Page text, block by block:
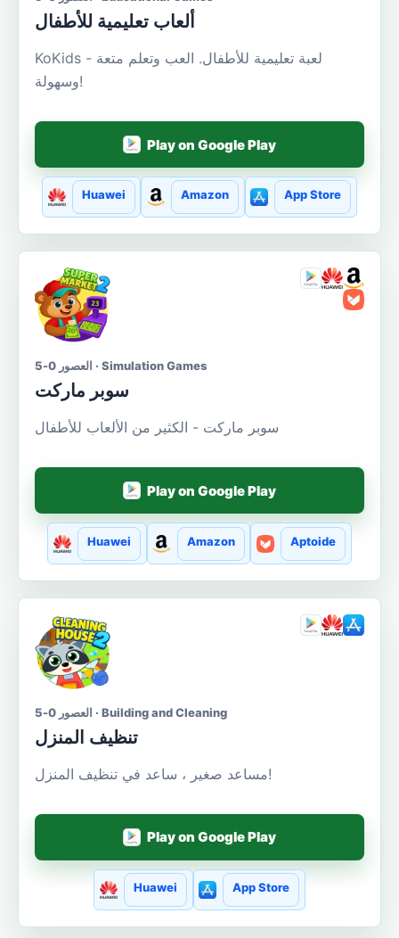
ألعاب تعليمية للأطفال
KoKids - لعبة تعليمية للأطفال. العب وتعلم متعة
وسهولة!
Play on Google Play
Huawei Amazon App Store
العصور 0-5 · Simulation Games
سوبر ماركت
سوبر ماركت - الكثير من الألعاب للأطفال
Play on Google Play
Huawei Amazon Aptoide
العصور 0-5 · Building and Cleaning
تنظيف المنزل
مساعد صغير ، ساعد في تنظيف المنزل!
Play on Google Play
Huawei App Store